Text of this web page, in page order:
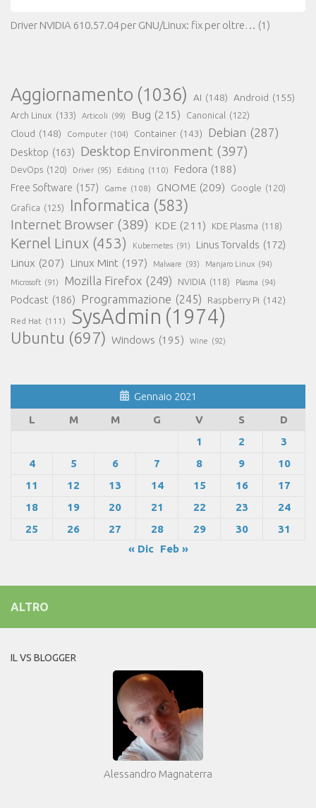
Driver NVIDIA 610.57.04 per GNU/Linux: fix per oltre… (1)
Aggiornamento (1036) AI (148) Android (155)
Arch Linux (133) Articoli (99) Bug (215) Canonical (122)
Cloud (148) Computer (104) Container (143) Debian (287)
Desktop (163) Desktop Environment (397)
DevOps (120) Driver (95) Editing (110) Fedora (188)
Free Software (157) Game (108) GNOME (209) Google (120)
Grafica (125) Informatica (583)
Internet Browser (389) KDE (211) KDE Plasma (118)
Kernel Linux (453) Kubernetes (91) Linus Torvalds (172)
Linux (207) Linux Mint (197) Malware (93) Manjaro Linux (94)
Microsoft (91) Mozilla Firefox (249) NVIDIA (118) Plasma (94)
Podcast (186) Programmazione (245) Raspberry Pi (142)
Red Hat (111) SysAdmin (1974)
Ubuntu (697) Windows (195) Wine (92)
Gennaio 2021
L
M M G V S
D
1
2
3
4
5 6 7 8 9
10
11
12 13 14 15 16
17
18
19 20 21 22 23
24
25
26 27 28 29 30
31
« Dic
Feb »
ALTRO
IL VS BLOGGER
Alessandro Magnaterra